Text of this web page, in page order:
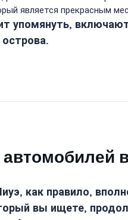
является прекрасным
упомянуть,
как правило,
вы ищете,